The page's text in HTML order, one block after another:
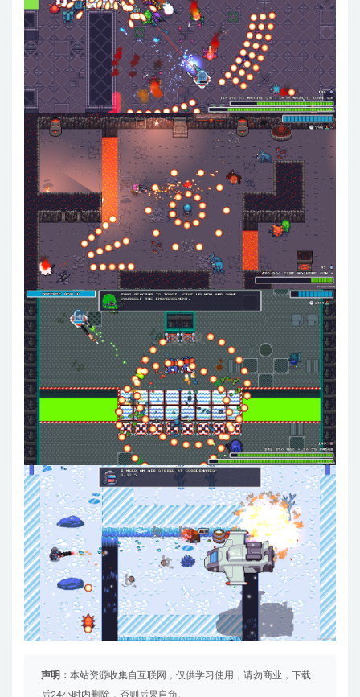
声明： 本站资源收集自互联网，仅供学习使用，请勿商业，下载
后24小时内删除，否则后果自负。